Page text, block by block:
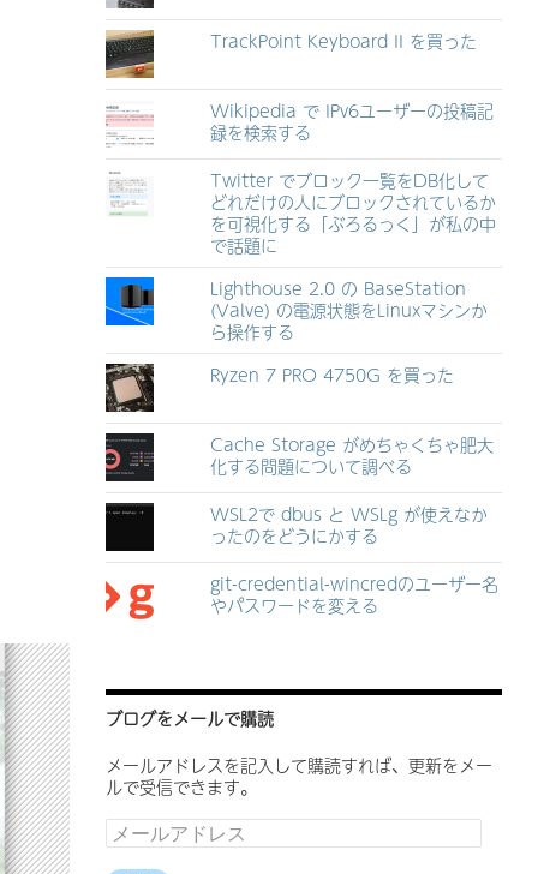
TrackPoint Keyboard II を買った
Wikipedia で IPv6ユーザーの投稿記
録を検索する
Twitter でブロック一覧をDB化して
どれだけの人にブロックされているか
を可視化する「ぶろるっく」が私の中
で話題に
Lighthouse 2.0 の BaseStation
(Valve) の電源状態をLinuxマシンか
ら操作する
Ryzen 7 PRO 4750G を買った
Cache Storage がめちゃくちゃ肥大
化する問題について調べる
WSL2で dbus と WSLg が使えなか
ったのをどうにかする
git-credential-wincredのユーザー名
やパスワードを変える
ブログをメールで購読
メールアドレスを記入して購読すれば、更新をメー
ルで受信できます。
メ
ー